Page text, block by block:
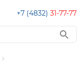
+7 (4832) 31-77-77